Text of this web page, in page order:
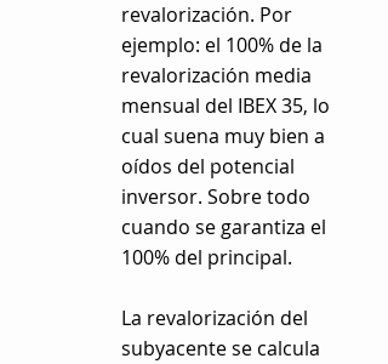
revalorización. Por
ejemplo: el 100% de la
revalorización media
mensual del IBEX 35, lo
cual suena muy bien a
oídos del potencial
inversor. Sobre todo
cuando se garantiza el
100% del principal.
La revalorización del
subyacente se calcula